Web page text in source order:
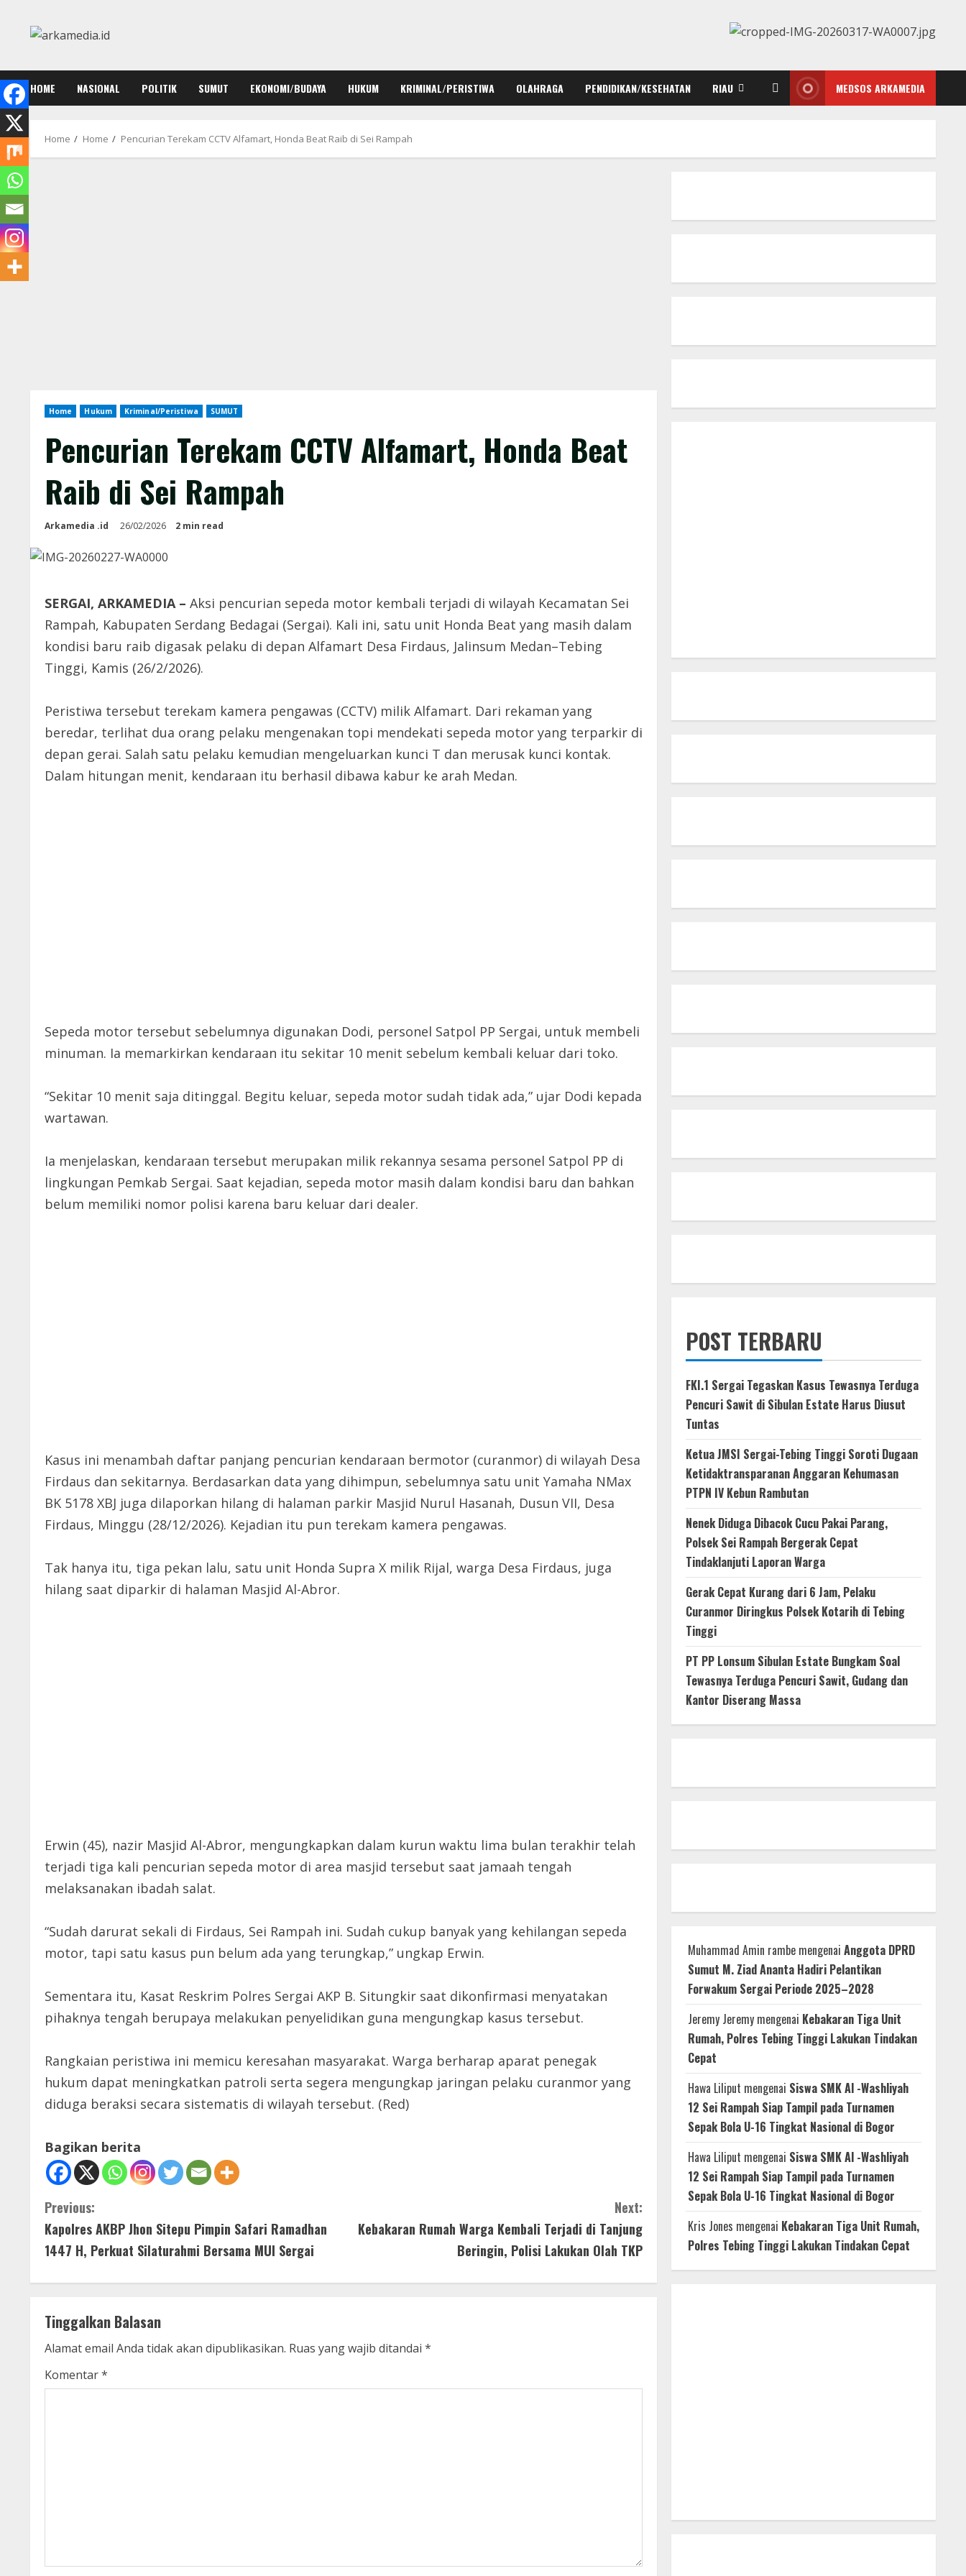
HOME NASIONAL POLITIK SUMUT EKONOMI/BUDAYA HUKUM KRIMINAL/PERISTIWA OLAHRAGA PENDIDIKAN/KESEHATAN RIAU MEDSOS ARKAMEDIA
Home Home Pencurian Terekam CCTV Alfamart, Honda Beat Raib di Sei Rampah
Home Hukum Kriminal/Peristiwa SUMUT
Pencurian Terekam CCTV Alfamart, Honda Beat
Raib di Sei Rampah
Arkamedia .id 26/02/2026 2 min read
SERGAI, ARKAMEDIA – Aksi pencurian sepeda motor kembali terjadi di wilayah Kecamatan Sei
Rampah, Kabupaten Serdang Bedagai (Sergai). Kali ini, satu unit Honda Beat yang masih dalam
kondisi baru raib digasak pelaku di depan Alfamart Desa Firdaus, Jalinsum Medan–Tebing
Tinggi, Kamis (26/2/2026).
Peristiwa tersebut terekam kamera pengawas (CCTV) milik Alfamart. Dari rekaman yang
beredar, terlihat dua orang pelaku mengenakan topi mendekati sepeda motor yang terparkir di
depan gerai. Salah satu pelaku kemudian mengeluarkan kunci T dan merusak kunci kontak.
Dalam hitungan menit, kendaraan itu berhasil dibawa kabur ke arah Medan.
Sepeda motor tersebut sebelumnya digunakan Dodi, personel Satpol PP Sergai, untuk membeli
minuman. Ia memarkirkan kendaraan itu sekitar 10 menit sebelum kembali keluar dari toko.
“Sekitar 10 menit saja ditinggal. Begitu keluar, sepeda motor sudah tidak ada,” ujar Dodi kepada
wartawan.
Ia menjelaskan, kendaraan tersebut merupakan milik rekannya sesama personel Satpol PP di
lingkungan Pemkab Sergai. Saat kejadian, sepeda motor masih dalam kondisi baru dan bahkan
belum memiliki nomor polisi karena baru keluar dari dealer.
Kasus ini menambah daftar panjang pencurian kendaraan bermotor (curanmor) di wilayah Desa
Firdaus dan sekitarnya. Berdasarkan data yang dihimpun, sebelumnya satu unit Yamaha NMax
BK 5178 XBJ juga dilaporkan hilang di halaman parkir Masjid Nurul Hasanah, Dusun VII, Desa
Firdaus, Minggu (28/12/2026). Kejadian itu pun terekam kamera pengawas.
Tak hanya itu, tiga pekan lalu, satu unit Honda Supra X milik Rijal, warga Desa Firdaus, juga
hilang saat diparkir di halaman Masjid Al-Abror.
Erwin (45), nazir Masjid Al-Abror, mengungkapkan dalam kurun waktu lima bulan terakhir telah
terjadi tiga kali pencurian sepeda motor di area masjid tersebut saat jamaah tengah
melaksanakan ibadah salat.
“Sudah darurat sekali di Firdaus, Sei Rampah ini. Sudah cukup banyak yang kehilangan sepeda
motor, tapi satu kasus pun belum ada yang terungkap,” ungkap Erwin.
Sementara itu, Kasat Reskrim Polres Sergai AKP B. Situngkir saat dikonfirmasi menyatakan
pihaknya tengah berupaya melakukan penyelidikan guna mengungkap kasus tersebut.
Rangkaian peristiwa ini memicu keresahan masyarakat. Warga berharap aparat penegak
hukum dapat meningkatkan patroli serta segera mengungkap jaringan pelaku curanmor yang
diduga beraksi secara sistematis di wilayah tersebut. (Red)
Bagikan berita
C
o
i
n
u
Previous:
Kapolres AKBP Jhon Sitepu Pimpin Safari Ramadhan
1447 H, Perkuat Silaturahmi Bersama MUI Sergai
Next:
Kebakaran Rumah Warga Kembali Terjadi di Tanjung
Beringin, Polisi Lakukan Olah TKP
Tinggalkan Balasan
Alamat email Anda tidak akan dipublikasikan. Ruas yang wajib ditandai *
Komentar*
POST TERBARU
FKI.1 Sergai Tegaskan Kasus Tewasnya Terduga
Pencuri Sawit di Sibulan Estate Harus Diusut
Tuntas
Ketua JMSI Sergai-Tebing Tinggi Soroti Dugaan
Ketidaktransparanan Anggaran Kehumasan
PTPN IV Kebun Rambutan
Nenek Diduga Dibacok Cucu Pakai Parang,
Polsek Sei Rampah Bergerak Cepat
Tindaklanjuti Laporan Warga
Gerak Cepat Kurang dari 6 Jam, Pelaku
Curanmor Diringkus Polsek Kotarih di Tebing
Tinggi
PT PP Lonsum Sibulan Estate Bungkam Soal
Tewasnya Terduga Pencuri Sawit, Gudang dan
Kantor Diserang Massa
Muhammad Amin rambe mengenai Anggota DPRD
Sumut M. Ziad Ananta Hadiri Pelantikan
Forwakum Sergai Periode 2025–2028
Jeremy Jeremy mengenai Kebakaran Tiga Unit
Rumah, Polres Tebing Tinggi Lakukan Tindakan
Cepat
Hawa Liliput mengenai Siswa SMK Al -Washliyah
12 Sei Rampah Siap Tampil pada Turnamen
Sepak Bola U-16 Tingkat Nasional di Bogor
Hawa Liliput mengenai Siswa SMK Al -Washliyah
12 Sei Rampah Siap Tampil pada Turnamen
Sepak Bola U-16 Tingkat Nasional di Bogor
Kris Jones mengenai Kebakaran Tiga Unit Rumah,
Polres Tebing Tinggi Lakukan Tindakan Cepat